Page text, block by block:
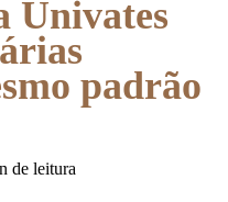
Univates
padrão
de leitura